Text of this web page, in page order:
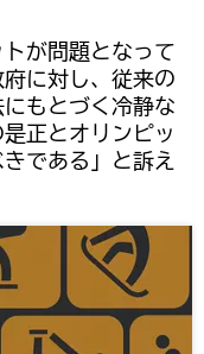
が問題となって
に対し、従来の
もとづく冷静な
正とオリンピッ
である」と訴え